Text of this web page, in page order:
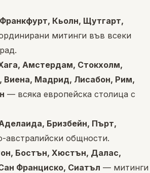
Кьолн, Щутгарт,
митинги във всеки
Амстердам, Стокхолм,
Виена, Мадрид, Лисабон, Рим,
— всяка европейска столица с
Бризбейн, Пърт,
австралийски общности.
Бостън, Хюстън, Далас,
Франциско, Сиатъл — митинги